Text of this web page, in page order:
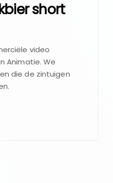
short
video
Animatie. We
die de zintuigen